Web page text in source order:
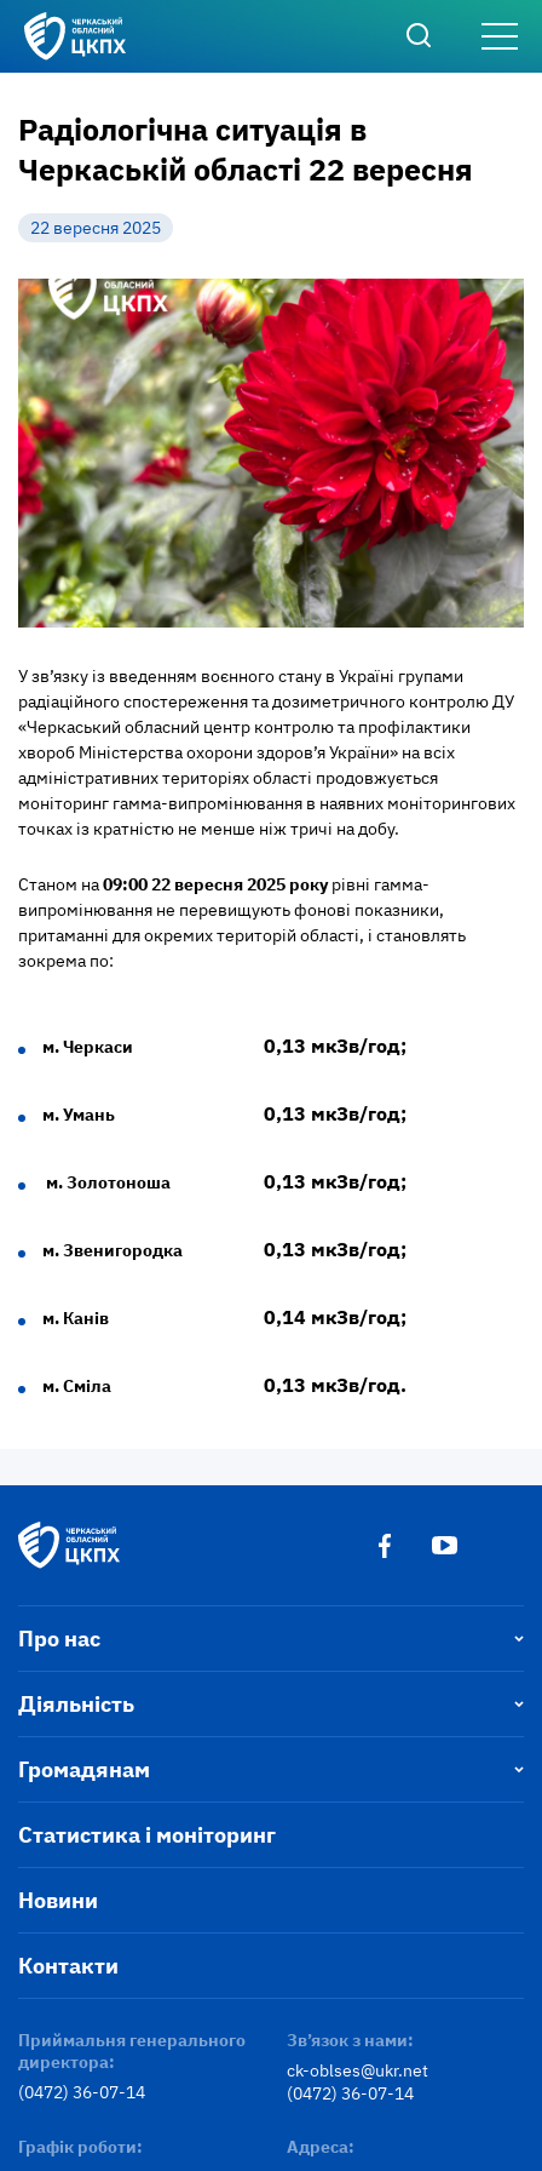
Радіологічна ситуація в
Черкаській області 22 вересня
22 вересня 2025
У зв’язку із введенням воєнного стану в Україні групами
радіаційного спостереження та дозиметричного контролю ДУ
«Черкаський обласний центр контролю та профілактики
хвороб Міністерства охорони здоров’я України» на всіх
адміністративних територіях області продовжується
моніторинг гамма-випромінювання в наявних моніторингових
точках із кратністю не менше ніж тричі на добу.
Станом на09:00 22 вересня 2025 рокурівні гамма-
випромінювання не перевищують фонові показники,
притаманні для окремих територій області, і становлять
зокрема по:
м. Черкаси 0,13 мкЗв/год;
м. Умань 0,13 мкЗв/год;
м. Золотоноша 0,13 мкЗв/год;
м. Звенигородка 0,13 мкЗв/год;
м. Канів 0,14 мкЗв/год;
м. Сміла 0,13 мкЗв/год.
Про нас
Діяльність
Громадянам
Статистика і моніторинг
Новини
Контакти
Приймальня генерального
директора:
(0472) 36-07-14
Зв’язок з нами:
ck-oblses@ukr.net
(0472) 36-07-14
Графік роботи:
Адреса: